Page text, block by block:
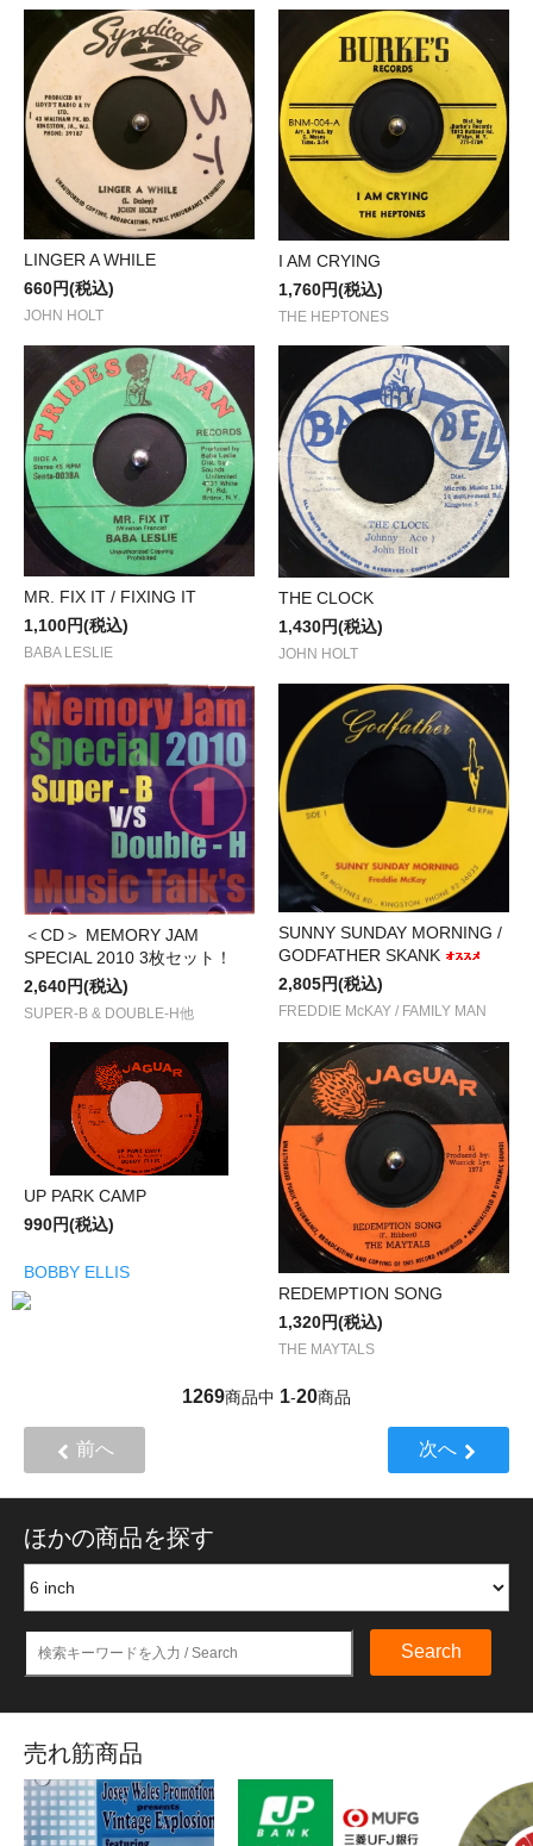
LINGER A WHILE
660円(税込)
JOHN HOLT
I AM CRYING
1,760円(税込)
THE HEPTONES
MR. FIX IT / FIXING IT
1,100円(税込)
BABA LESLIE
THE CLOCK
1,430円(税込)
JOHN HOLT
＜CD＞ MEMORY JAM
SPECIAL 2010 3枚セット！
2,640円(税込)
SUPER-B & DOUBLE-H他
SUNNY SUNDAY MORNING /
GODFATHER SKANK
2,805円(税込)
FREDDIE McKAY / FAMILY MAN
UP PARK CAMP
990円(税込)
BOBBY ELLIS
REDEMPTION SONG
1,320円(税込)
THE MAYTALS
1269商品中 1-20商品
前へ 次へ
ほかの商品を探す
Search
売れ筋商品